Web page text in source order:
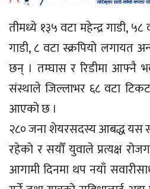
तीमध्ये १३५ वटा महेन्द्र गाडी,
गाडी, ८ वटा स्क्रपियो लगायत
छन् । तम्घास र रिडीमा आफ्नै
संस्थाले जिल्लाभर ६८ वटा
आएको छ ।
२८० जना शेयरसदस्य आबद्ध यस
रहेको र सयौँ युवाले प्रत्यक्ष
आगामी दिनमा थप नयाँ